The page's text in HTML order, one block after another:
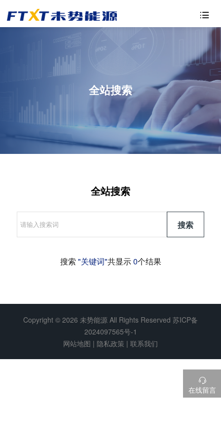


在线留言
全站搜索
全站搜索
搜索
搜索 "关键词"共显示0个结果
Copyright © 2026 未势能源 All Rights Reserved 苏ICP备
2024097565号-1
网站地图 | 隐私政策 | 联系我们